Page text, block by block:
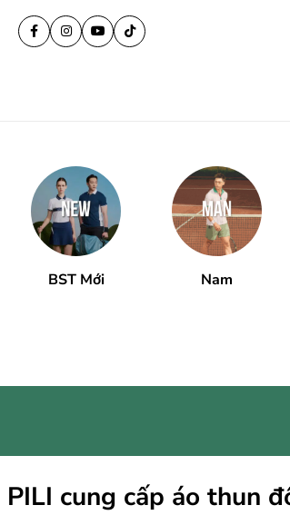
BST Mới Nam
PILI cung cấp áo thun